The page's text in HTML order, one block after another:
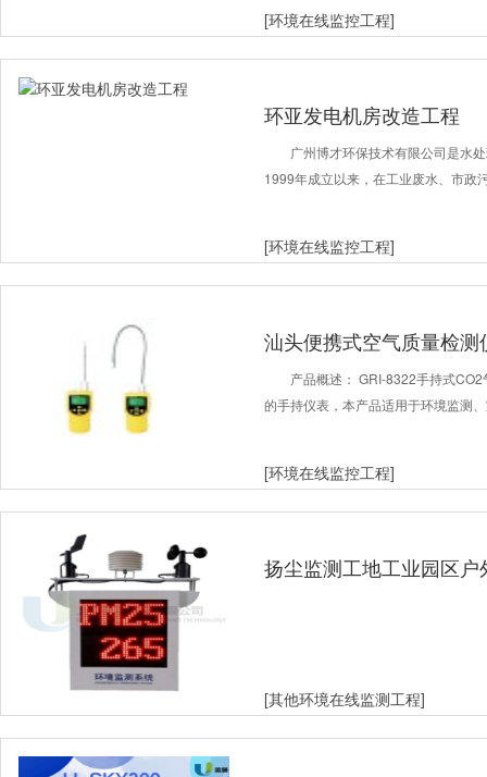
[环境在线监控工程]
环亚发电机房改造工程
广州博才环保技术有限公司是水
1999年成立以来，在工业废水、市政
[环境在线监控工程]
汕头便携式空气质量检测
产品概述： GRI-8322手持式
的手持仪表，本产品适用于环境监测
[环境在线监控工程]
扬尘监测工地工业园区
[其他环境在线监测工程]